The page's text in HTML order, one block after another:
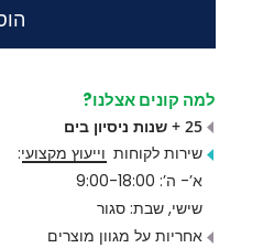
למה קונים אצלנו?
25 + שנות ניסיון בים
שירות לקוחות וייעוץ מקצועי:
א’- ה’: 9:00-18:00
שישי, שבת: סגור
אחריות על מגוון מוצרים